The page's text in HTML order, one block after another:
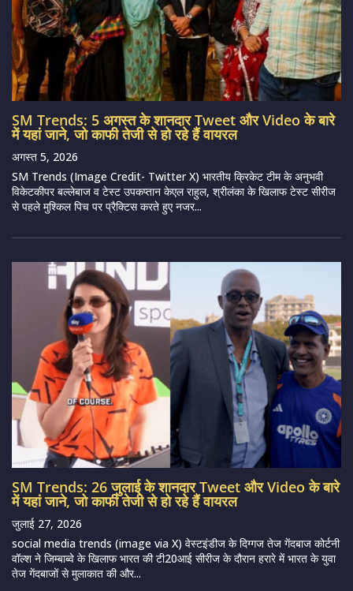
SM Trends: 5 अगस्त के शानदार Tweet और Video के बारे
में यहां जाने, जो काफी तेजी से हो रहे हैं वायरल
अगस्त 5, 2026
SM Trends (Image Credit- Twitter X) भारतीय क्रिकेट टीम के अनुभवी
विकेटकीपर बल्लेबाज व टेस्ट उपकप्तान केएल राहुल, श्रीलंका के खिलाफ टेस्ट सीरीज
से पहले मुश्किल पिच पर प्रैक्टिस करते हुए नजर...
SM Trends: 26 जुलाई के शानदार Tweet और Video के बारे
में यहां जाने, जो काफी तेजी से हो रहे हैं वायरल
जुलाई 27, 2026
social media trends (image via X) वेस्टइंडीज के दिग्गज तेज गेंदबाज कोर्टनी
वॉल्श ने जिम्बाब्वे के खिलाफ भारत की टी20आई सीरीज के दौरान हरारे में भारत के युवा
तेज गेंदबाजों से मुलाकात की और...